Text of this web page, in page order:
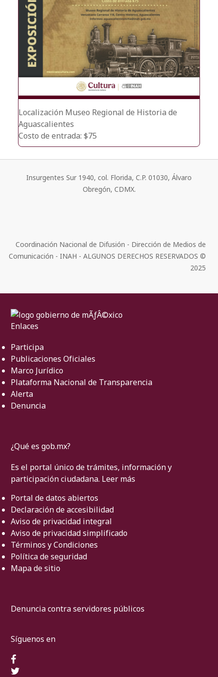
Localización Museo Regional de Historia de
Aguascalientes
Costo de entrada: $75
Insurgentes Sur 1940, col. Florida, C.P. 01030, Álvaro
Obregón, CDMX.
Coordinación Nacional de Difusión - Dirección de Medios de
Comunicación - INAH - ALGUNOS DERECHOS RESERVADOS ©
2025
Enlaces
Participa
Publicaciones Oficiales
Marco Jurídico
Plataforma Nacional de Transparencia
Alerta
Denuncia
¿Qué es gob.mx?
Es el portal único de trámites, información y
participación ciudadana. Leer más
Portal de datos abiertos
Declaración de accesibilidad
Aviso de privacidad integral
Aviso de privacidad simplificado
Términos y Condiciones
Política de seguridad
Mapa de sitio
Denuncia contra servidores públicos
Síguenos en